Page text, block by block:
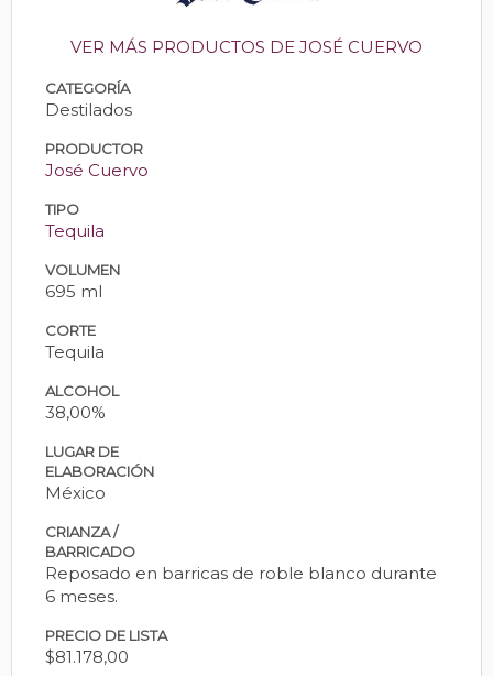
VER MÁS PRODUCTOS DE JOSÉ CUERVO
CATEGORÍA
Destilados
PRODUCTOR
José Cuervo
TIPO
Tequila
VOLUMEN
695 ml
CORTE
Tequila
ALCOHOL
38,00%
LUGAR DE
ELABORACIÓN
México
CRIANZA /
BARRICADO
Reposado en barricas de roble blanco durante
6 meses.
PRECIO DE LISTA
$81.178,00